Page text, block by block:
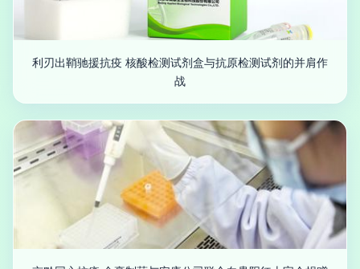
利刃出鞘驰援抗疫 核酸检测试剂盒与抗原检测试剂的并肩作
战